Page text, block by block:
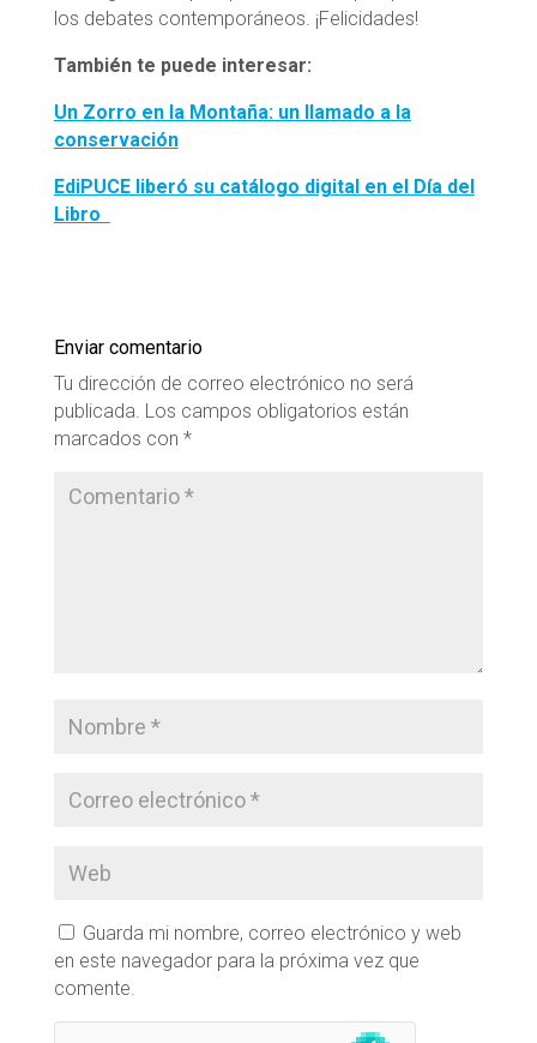
los debates contemporáneos. ¡Felicidades!
También te puede interesar:
Un Zorro en la Montaña: un llamado a la
conservación
EdiPUCE liberó su catálogo digital en el Día del
Libro
Enviar comentario
Tu dirección de correo electrónico no será
publicada. Los campos obligatorios están
marcados con *
Guarda mi nombre, correo electrónico y web
en este navegador para la próxima vez que
comente.